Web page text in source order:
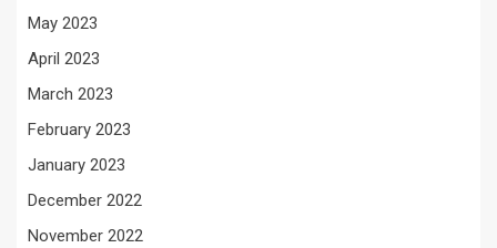
May 2023
April 2023
March 2023
February 2023
January 2023
December 2022
November 2022